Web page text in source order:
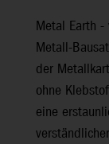
Metal Earth
Metall-
der
ohne
eine